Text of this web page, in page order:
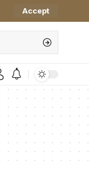
Accept